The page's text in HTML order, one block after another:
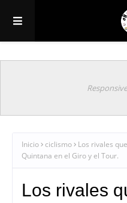
Inicio ciclismo
Los rivales
Quintana en el Giro y el Tour.
Los rivales